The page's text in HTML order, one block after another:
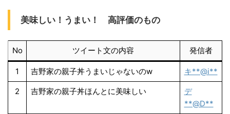
美味しい！うまい！ 高評価のもの
No ツイート文の内容 発信者
1 吉野家の親子丼うまいじゃないのw キ**@i**
2 吉野家の親子丼ほんとに美味しい
デ
**@D**